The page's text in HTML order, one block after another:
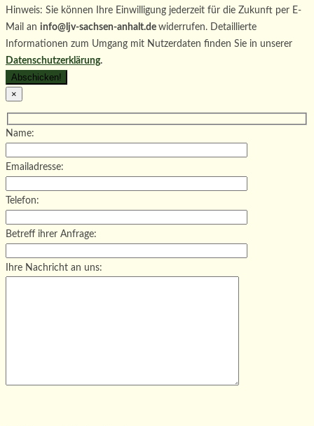
Hinweis: Sie können Ihre Einwilligung jederzeit für die Zukunft per E-
Mail an info@ljv-sachsen-anhalt.de widerrufen. Detaillierte
Informationen zum Umgang mit Nutzerdaten finden Sie in unserer
Datenschutzerklärung.
×
Name:
Emailadresse:
Telefon:
Betreff ihrer Anfrage:
Ihre Nachricht an uns: